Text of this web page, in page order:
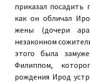
приказал
как он обличал
жены (дочери
незаконном
этого была
Филиппом,
рождения Ирод